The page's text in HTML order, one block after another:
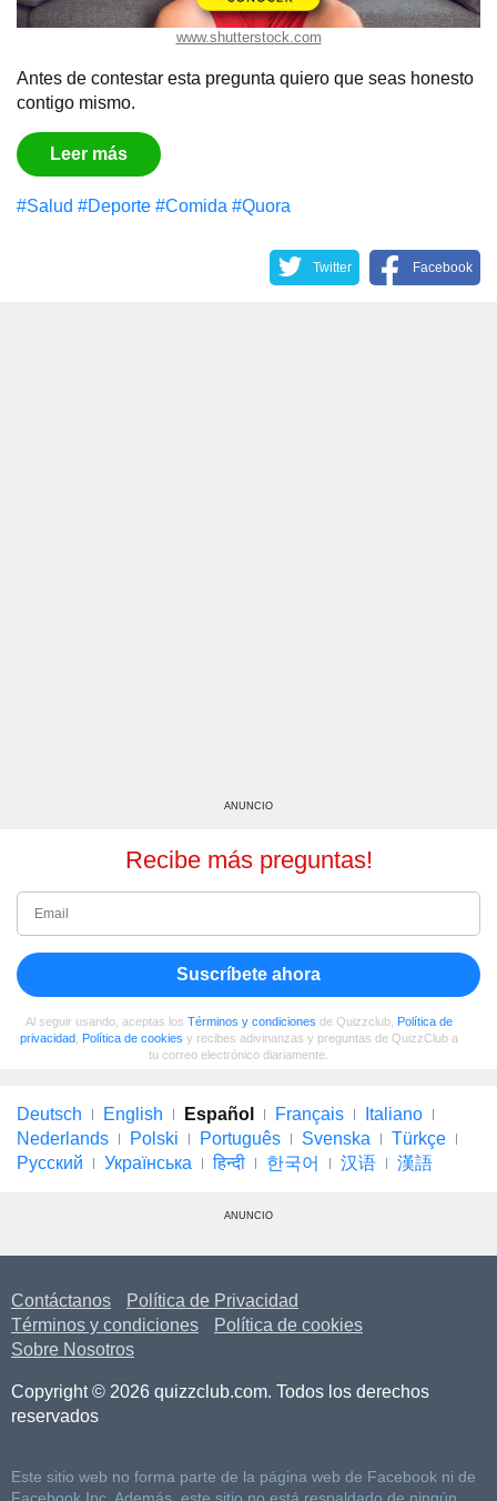
www.shutterstock.com
Antes de contestar esta pregunta quiero que seas honesto
contigo mismo.
Leer más
#Salud #Deporte #Comida #Quora
Twitter Facebook
ANUNCIO
Recibe más preguntas!
Suscríbete ahora
Al seguir usando, aceptas los Términos y condiciones de Quizzclub, Política de
privacidad, Política de cookies y recibes adivinanzas y preguntas de QuizzClub a
tu correo electrónico diariamente.
Deutsch English Español Français
Italiano
Nederlands
Polski Português Svenska
Türkçe
Русский
Українська हिन्दी 한국어 汉语 漢語
ANUNCIO
Contáctanos
Política de Privacidad
Términos y condiciones
Política de cookies
Sobre Nosotros
Copyright © 2026 quizzclub.com. Todos los derechos
reservados
Este sitio web no forma parte de la página web de Facebook ni de